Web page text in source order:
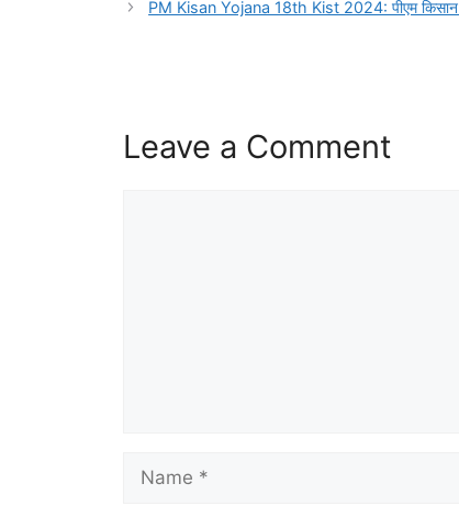
PM Kisan Yojana 18th Kist 2024: पीएम किसान
Leave a Comment